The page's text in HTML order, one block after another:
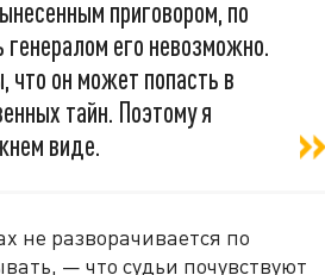
приговором, по
его невозможно.
что он может попасть в
тайн. Поэтому я
виде.
не разворачивается по
— что судьи почувствуют